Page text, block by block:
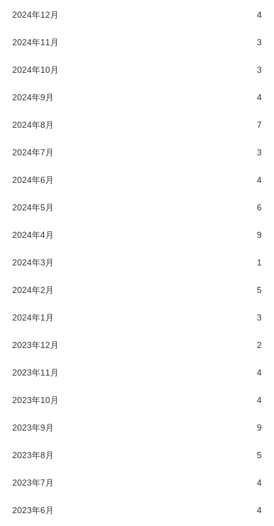
2024年12月 4
2024年11月 3
2024年10月 3
2024年9月 4
2024年8月 7
2024年7月 3
2024年6月 4
2024年5月 6
2024年4月 9
2024年3月 1
2024年2月 5
2024年1月 3
2023年12月 2
2023年11月 4
2023年10月 4
2023年9月 9
2023年8月 5
2023年7月 4
2023年6月 4